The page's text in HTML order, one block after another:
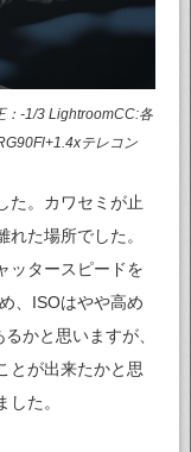
：-1/3 LightroomCC:各
テレコン
た。カワセミが止
た場所でした。
ッタースピードを
、ISOはやや高め
かと思いますが、
とが出来たかと思
た。